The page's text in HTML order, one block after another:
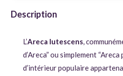
Description
L’Areca lutescens,
d’Areca” ou simplement
d’intérieur populaire